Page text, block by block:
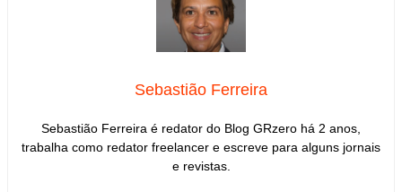
Sebastião Ferreira
Sebastião Ferreira é redator do Blog GRzero há 2 anos,
trabalha como redator freelancer e escreve para alguns jornais
e revistas.